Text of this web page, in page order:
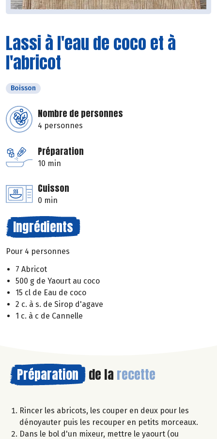
Lassi à l'eau de coco et à
l'abricot
Boisson
Nombre de personnes
4 personnes
Préparation
10 min
Cuisson
0 min
Ingrédients
Pour 4 personnes
7 Abricot
500 g de Yaourt au coco
15 cl de Eau de coco
2 c. à s. de Sirop d'agave
1 c. à c de Cannelle
Préparation de la recette
Rincer les abricots, les couper en deux pour les
dénoyauter puis les recouper en petits morceaux.
Dans le bol d'un mixeur, mettre le yaourt (ou